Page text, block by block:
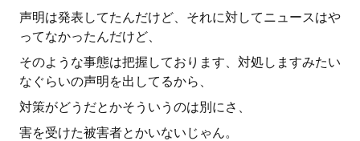
声明は発表してたんだけど、それに対してニュースはや
ってなかったんだけど、
そのような事態は把握しております、対処しますみたい
なぐらいの声明を出してるから、
対策がどうだとかそういうのは別にさ、
害を受けた被害者とかいないじゃん。